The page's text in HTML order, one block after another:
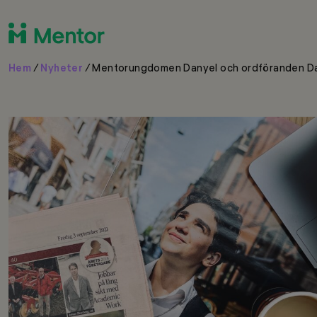
Hem /Nyheter /Mentorungdomen Danyel och ordföranden